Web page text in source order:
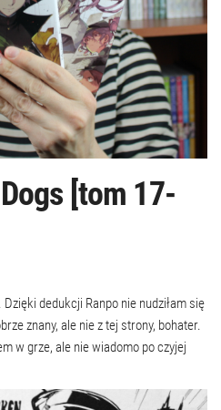
[tom 17-
dedukcji Ranpo nie nudziłam się
znany, ale nie z tej strony, bohater.
w grze, ale nie wiadomo po czyjej